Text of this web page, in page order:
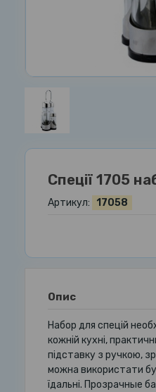
Спеції 1705
Артикул: 17058
Опис
Набор для спецій
кожній кухні,
підставку з ручкою,
можна використати
їдальні. Прозрачные